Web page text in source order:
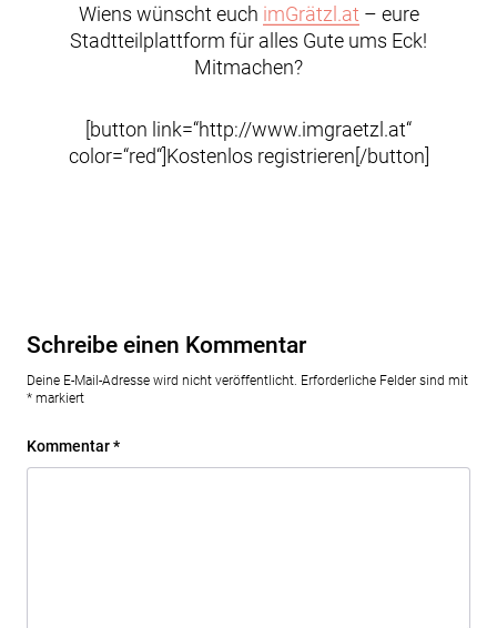
Wiens wünscht euch imGrätzl.at – eure
Stadtteilplattform für alles Gute ums Eck!
Mitmachen?
[button link=“http://www.imgraetzl.at“
color=“red“]Kostenlos registrieren[/button]
Schreibe einen Kommentar
Deine E-Mail-Adresse wird nicht veröffentlicht. Erforderliche Felder sind mit
* markiert
Kommentar*